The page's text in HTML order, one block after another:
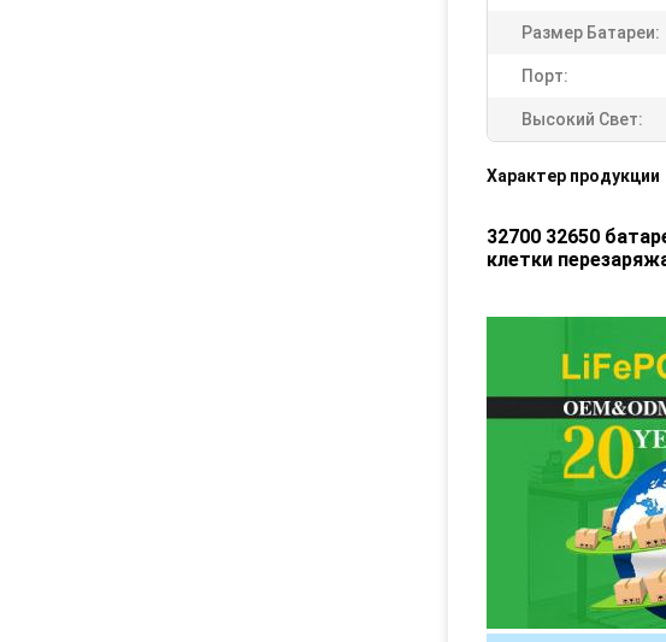
Размер Батареи:
Порт:
Высокий Свет:
Характер продукции
32700 32650
клетки